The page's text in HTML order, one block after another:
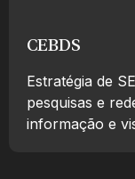
CEBDS
Estratégia de
pesquisas e
informação e